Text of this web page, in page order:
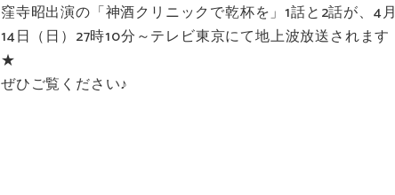
窪寺昭出演の「神酒クリニックで乾杯を」1話と2話が、4月
14日（日）27時10分～テレビ東京にて地上波放送されます
★ ​
ぜひご覧ください♪